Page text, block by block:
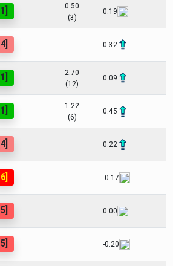
[1]
0.50
(3)
0.19
[4] 0.32
[1]
2.70
(12)
0.09
[1]
1.22
(6)
0.45
[4] 0.22
[6] -0.17
[5] 0.00
[5] -0.20